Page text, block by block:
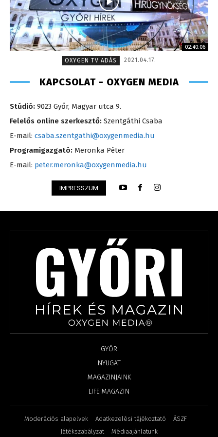
02:40:06
OXYGEN TV ADÁS
2021.04.17.
KAPCSOLAT - OXYGEN MEDIA
Stúdió: 9023 Győr, Magyar utca 9.
Felelős online szerkesztő: Szentgáthi Csaba
E-mail: csaba.szentgathi@oxygenmedia.hu
Programigazgató: Meronka Péter
E-mail: peter.meronka@oxygenmedia.hu
IMPRESSZUM
GYŐR
NYUGAT
MAGAZINJAINK
LIFE MAGAZIN
Moderációs alapelvek Adatkezelési tájékoztató
ÁSZF
Játékszabályzat
Médiaajánlatunk